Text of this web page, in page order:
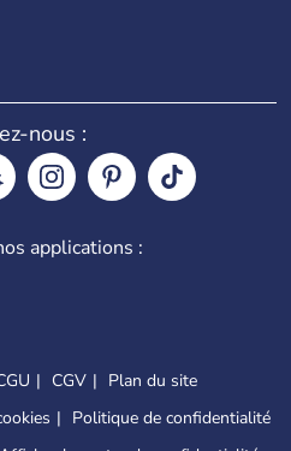
nous :
applications :
CGV
Plan du site
Politique de confidentialité